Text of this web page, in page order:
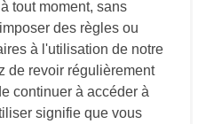
tout moment, sans
des règles ou
à l'utilisation de notre
de revoir régulièrement
continuer à accéder à
signifie que vous